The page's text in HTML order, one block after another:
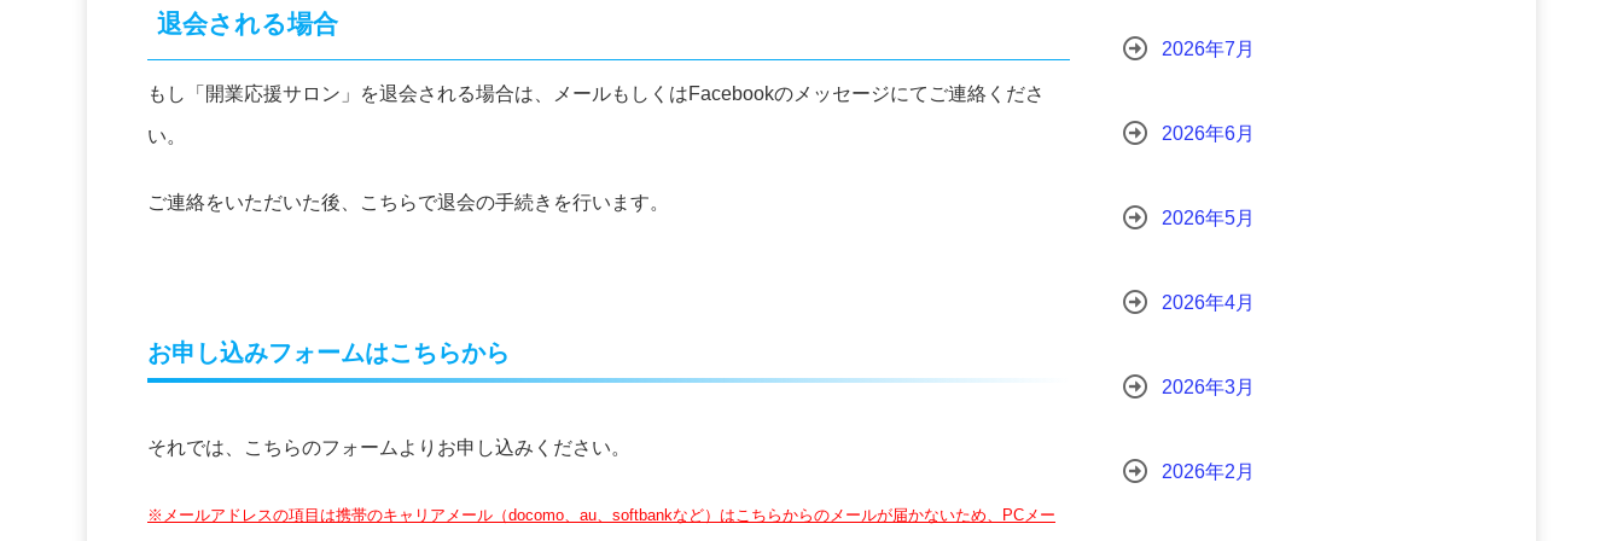
退会される場合
もし「開業応援サロン」を退会される場合は、メールもしくはFacebookのメッセージにてご連絡くださ
い。
ご連絡をいただいた後、こちらで退会の手続きを行います。
お申し込みフォームはこちらから
それでは、こちらのフォームよりお申し込みください。
※メールアドレスの項目は携帯のキャリアメール（docomo、au、softbankなど）はこちらからのメールが届かないため、PCメー
2026年7月
2026年6月
2026年5月
2026年4月
2026年3月
2026年2月